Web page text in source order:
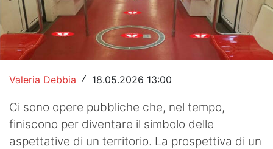
Pallamano
Altre
News
Turismo
Eventi
Valeria Debbia / 18.05.2026 13:00
Ci sono opere pubbliche che, nel tempo,
finiscono per diventare il simbolo delle
aspettative di un territorio. La prospettiva di un